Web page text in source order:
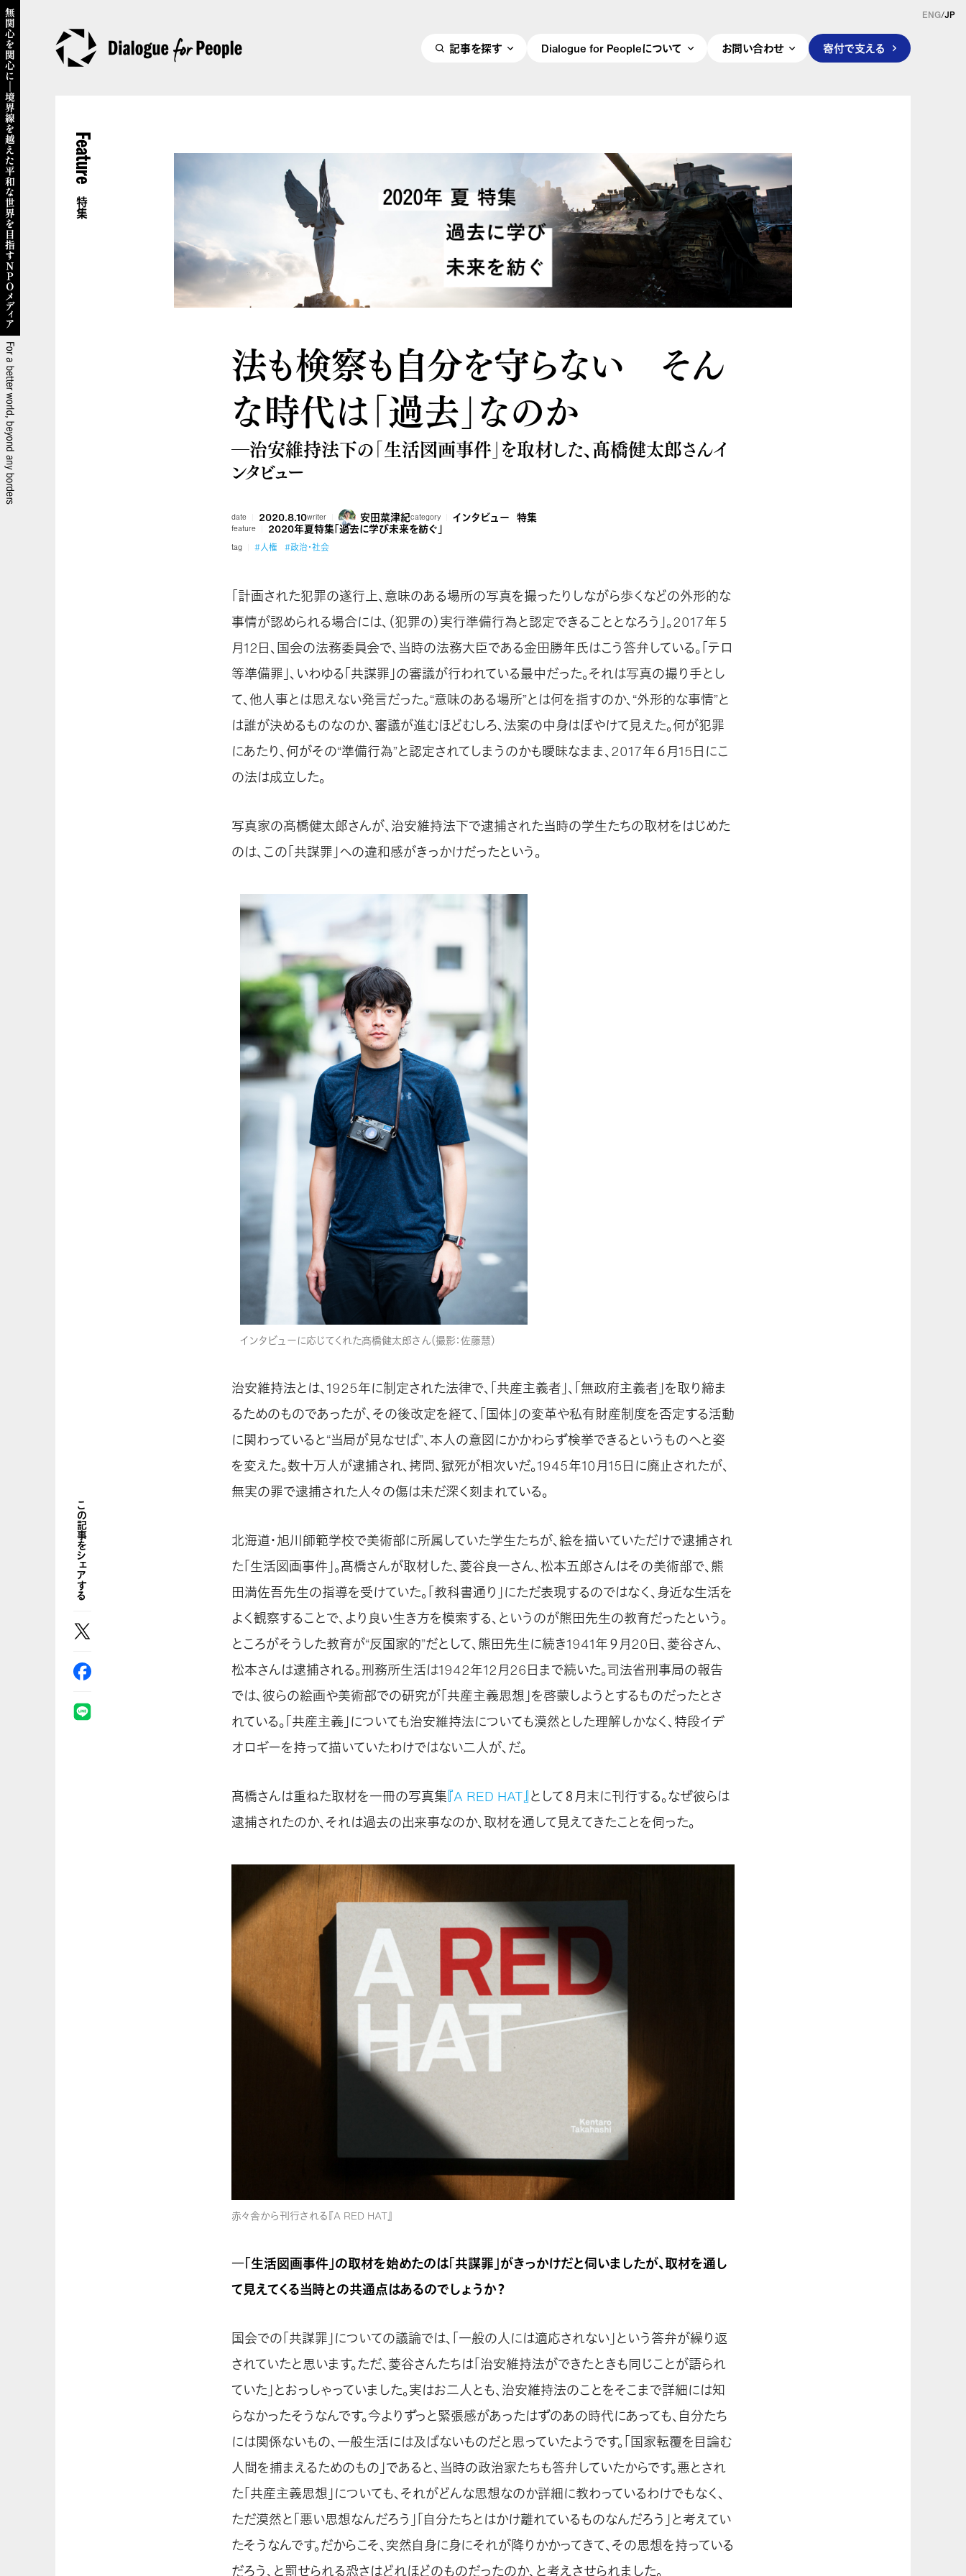
記事を探す Dialogue for Peopleについて お問い合わせ 寄付で支える
ENG/JP
Feature
特集
法も検察も自分を守らない そん
な時代は「過去」なのか
―治安維持法下の「生活図画事件」を取材した、髙橋健太郎さんイ
ンタビュー
date 2020.8.10writer 安田菜津紀category インタビュー 特集
feature 2020年夏特集「過去に学び未来を紡ぐ」
tag #人権 #政治・社会
「計画された犯罪の遂行上、意味のある場所の写真を撮ったりしながら歩くなどの外形的な
事情が認められる場合には、（犯罪の）実行準備行為と認定できることとなろう」。2017年５
月12日、国会の法務委員会で、当時の法務大臣である金田勝年氏はこう答弁している。「テロ
等準備罪」、いわゆる「共謀罪」の審議が行われている最中だった。それは写真の撮り手とし
て、他人事とは思えない発言だった。“意味のある場所”とは何を指すのか、“外形的な事情”と
は誰が決めるものなのか、審議が進むほどむしろ、法案の中身はぼやけて見えた。何が犯罪
にあたり、何がその“準備行為”と認定されてしまうのかも曖昧なまま、2017年６月15日にこ
の法は成立した。
写真家の髙橋健太郎さんが、治安維持法下で逮捕された当時の学生たちの取材をはじめた
のは、この「共謀罪」への違和感がきっかけだったという。
インタビューに応じてくれた髙橋健太郎さん（撮影：佐藤慧）
治安維持法とは、1925年に制定された法律で、「共産主義者」、「無政府主義者」を取り締ま
るためのものであったが、その後改定を経て、「国体」の変革や私有財産制度を否定する活動
に関わっていると“当局が見なせば”、本人の意図にかかわらず検挙できるというものへと姿
を変えた。数十万人が逮捕され、拷問、獄死が相次いだ。1945年10月15日に廃止されたが、
無実の罪で逮捕された人々の傷は未だ深く刻まれている。
北海道・旭川師範学校で美術部に所属していた学生たちが、絵を描いていただけで逮捕され
た「生活図画事件」。髙橋さんが取材した、菱谷良一さん、松本五郎さんはその美術部で、熊
田満佐吾先生の指導を受けていた。「教科書通り」にただ表現するのではなく、身近な生活を
よく観察することで、より良い生き方を模索する、というのが熊田先生の教育だったという。
ところがそうした教育が“反国家的”だとして、熊田先生に続き1941年９月20日、菱谷さん、
松本さんは逮捕される。刑務所生活は1942年12月26日まで続いた。司法省刑事局の報告
では、彼らの絵画や美術部での研究が「共産主義思想」を啓蒙しようとするものだったとさ
れている。「共産主義」についても治安維持法についても漠然とした理解しかなく、特段イデ
オロギーを持って描いていたわけではない二人が、だ。
髙橋さんは重ねた取材を一冊の写真集『A RED HAT』として８月末に刊行する。なぜ彼らは
逮捕されたのか、それは過去の出来事なのか、取材を通して見えてきたことを伺った。
赤々舎から刊行される『A RED HAT』
―「生活図画事件」の取材を始めたのは「共謀罪」がきっかけだと伺いましたが、取材を通し
て見えてくる当時との共通点はあるのでしょうか？
国会での「共謀罪」についての議論では、「一般の人には適応されない」という答弁が繰り返
されていたと思います。ただ、菱谷さんたちは「治安維持法ができたときも同じことが語られ
ていた」とおっしゃっていました。実はお二人とも、治安維持法のことをそこまで詳細には知
らなかったそうなんです。今よりずっと緊張感があったはずのあの時代にあっても、自分たち
には関係ないもの、一般生活には及ばないものだと思っていたようです。「国家転覆を目論む
人間を捕まえるためのもの」であると、当時の政治家たちも答弁していたからです。悪とされ
た「共産主義思想」についても、それがどんな思想なのか詳細に教わっているわけでもなく、
ただ漠然と「悪い思想なんだろう」「自分たちとはかけ離れているものなんだろう」と考えてい
たそうなんです。だからこそ、突然自身に身にそれが降りかかってきて、その思想を持っている
だろう、と罰せられる恐さはどれほどのものだったのか、と考えさせられました。
この記事をシェアする